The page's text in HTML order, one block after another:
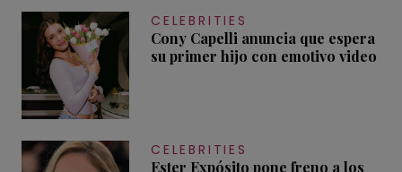
CELEBRITIES
Cony Capelli anuncia que espera
su primer hijo con emotivo video
CELEBRITIES
Ester Expósito pone freno a los